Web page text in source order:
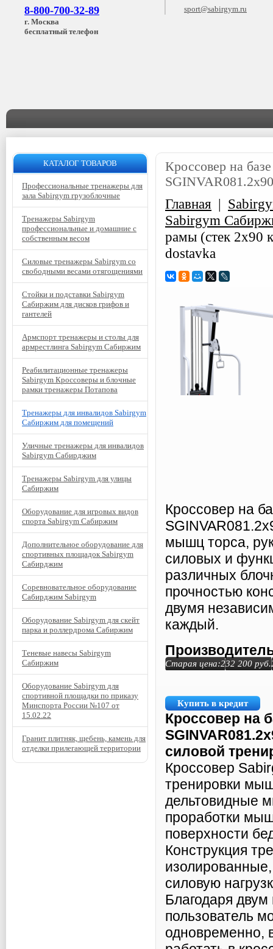
8-800-700-32-89
г. Москва
бесплатный телефон
sport@sabirgym.ru
Кроссовер на
Главная |
Sabirgym
рамы (стек 2х90
dostavka
Кроссовер на
мышц торса,
силовых и
различных
прочностью
двумя
каждый.
Старая цена:232 200 руб.
Купить в кредит
Кроссовер на
силовой
Кроссовер
тренировки
дельтовидные
проработки
поверхности
Конструкция
силовую
Благодаря
пользователь
одновременно,
КАТАЛОГ ТОВАРОВ
Профессиональные тренажеры для
зала Sabirgym грузоблочные
Тренажеры Sabirgym
профессиональные и домашние с
собственным весом
Силовые тренажеры Sabirgym со
свободными весами отягощениями
Стойки и подставки Sabirgym
Сабиржим для дисков грифов и
гантелей
Армспорт тренажеры и столы для
армрестлинга Sabirgym Сабиржим
Реабилитационные тренажеры
Sabirgym Кроссоверы и блочные
рамки тренажеры Потапова
Тренажеры для инвалидов Sabirgym
Сабиржим для помещений
Уличные тренажеры для инвалидов
Sabirgym Сабирджим
Тренажеры Sabirgym для улицы
Сабиржим
Оборудование для игровых видов
спорта Sabirgym Сабиржим
Дополнительное оборудование для
спортивных площадок Sabirgym
Сабирджим
Соревновательное оборудование
Сабирджим Sabirgym
Оборудование Sabirgym для скейт
парка и роллердрома Сабиржим
Теневые навесы Sabirgym
Сабиржим
Оборудование Sabirgym для
спортивной площадки по приказу
Минспорта России №107 от
15.02.22
Гранит плитняк, щебень, камень для
отделки прилегающей территории